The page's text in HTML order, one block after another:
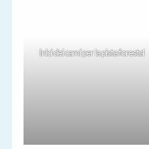
Inici del camí per la pista forestal